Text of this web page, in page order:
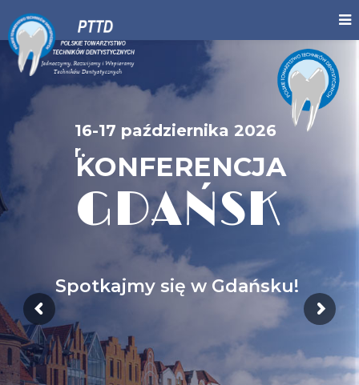
KONFERENCJA
GDAŃSK
16-17 października 2026
r.
Spotkajmy się w Gdańsku!